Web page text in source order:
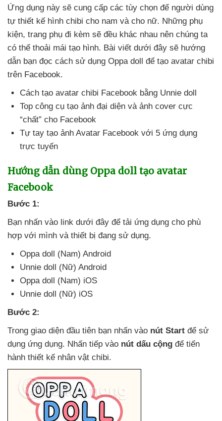
Ứng dụng này sẽ cung cấp các tùy chọn để người dùng
tự thiết kế hình chibi cho nam và cho nữ. Những phụ
kiện, trang phụ đi kèm sẽ đều khác nhau nên chúng ta
có thể thoải mái tạo hình. Bài viết dưới đây sẽ hướng
dẫn bạn đọc cách sử dụng Oppa doll để tạo avatar chibi
trên Facebook.
Cách tạo avatar chibi Facebook bằng Unnie doll
Top công cụ tạo ảnh đại diện và ảnh cover cực
“chất” cho Facebook
Tự tay tạo ảnh Avatar Facebook với 5 ứng dụng
trực tuyến
Hướng dẫn dùng Oppa doll tạo avatar
Facebook
Bước 1:
Bạn nhấn vào link dưới đây để tải ứng dụng cho phù
hợp với mình và thiết bị đang sử dụng.
Oppa doll (Nam) Android
Unnie doll (Nữ) Android
Oppa doll (Nam) iOS
Unnie doll (Nữ) iOS
Bước 2:
Trong giao diện đầu tiên bạn nhấn vào nút Start để sử
dụng ứng dụng. Nhấn tiếp vào nút dấu cộng để tiến
hành thiết kế nhân vật chibi.